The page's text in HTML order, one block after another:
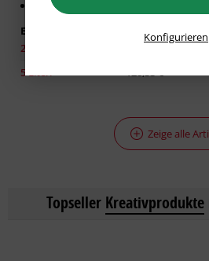
Für glatte Untergründe
Erhältlich in:
2,50 Liter:
5 Liter:
128,33 €
Zeige alle
Topseller Kreativprodukte
Konfigurieren